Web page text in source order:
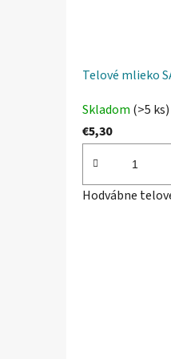
Telové mlieko
Skladom (>5 ks)
€5,30
Hodvábne